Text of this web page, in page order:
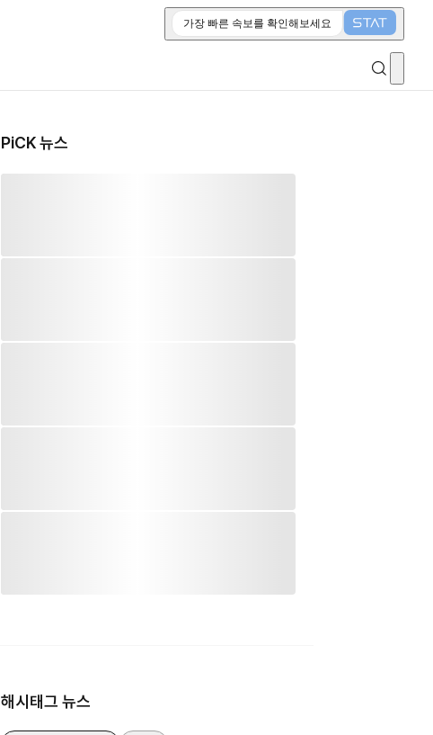
가장 빠른 속보를 확인해보세요
PiCK 뉴스
해시태그 뉴스